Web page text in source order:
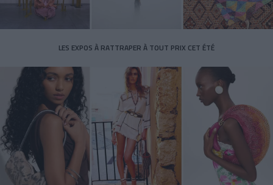
LES EXPOS À RATTRAPER À TOUT PRIX CET ÉTÉ